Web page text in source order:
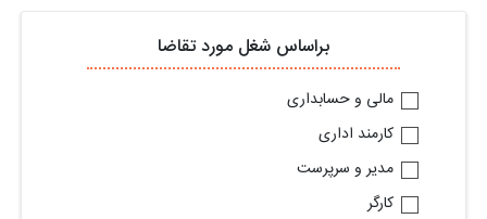
براساس شغل مورد تقاضا
مالی و حسابداری
کارمند اداری
مدیر و سرپرست
کارگر